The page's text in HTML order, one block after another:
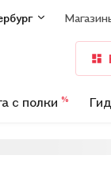
с полки %